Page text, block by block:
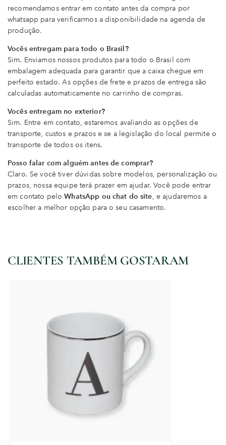
recomendamos entrar em contato antes da compra por
whatsapp para verificarmos a disponibilidade na agenda de
produção.
Vocês entregam para todo o Brasil?
Sim. Enviamos nossos produtos para todo o Brasil com
embalagem adequada para garantir que a caixa chegue em
perfeito estado. As opções de frete e prazos de entrega são
calculadas automaticamente no carrinho de compras.
Vocês entregam no exterior?
Sim. Entre em contato, estaremos avaliando as opções de
transporte, custos e prazos e se a legislação do local permite o
transporte de todos os itens.
Posso falar com alguém antes de comprar?
Claro. Se você tiver dúvidas sobre modelos, personalização ou
prazos, nossa equipe terá prazer em ajudar. Você pode entrar
em contato peloWhatsApp ou chat do site, e ajudaremos a
escolher a melhor opção para o seu casamento.
CLIENTES TAMBÉM GOSTARAM